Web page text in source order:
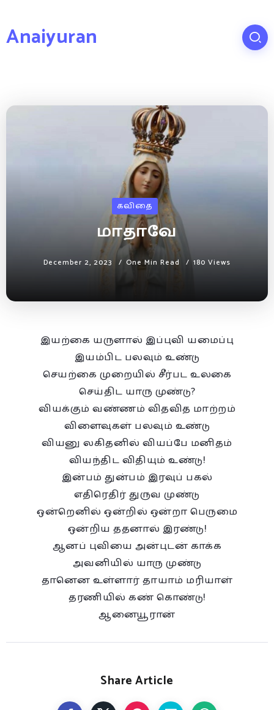
Anaiyuran
கவிதை
மாதாவே
December 2, 2023 One Min Read 180 Views
இயற்கை யருளால் இப்புவி யமைப்பு
இயம்பிட பலவும் உண்டு
செயற்கை முறையில் சீர்பட உலகை
செய்திட யாரு முண்டு?
வியக்கும் வண்ணம் விதவித மாற்றம்
விளைவுகள் பலவும் உண்டு
வியனு லகிதனில் வியப்பே மனிதம்
வியந்திட விதியும் உண்டு!
இன்பம் துன்பம் இரவுப் பகல்
எதிரெதிர் துருவ முண்டு
ஒன்றெனில் ஒன்றில் ஒன்றா பெருமை
ஒன்றிய ததனால் இரண்டு!
ஆனப் புவியை அன்புடன் காக்க
அவனியில் யாரு முண்டு
தானென உள்ளார் தாயாம் மரியாள்
தரணியில் கண் கொண்டு!
ஆனையூரான்
Share Article